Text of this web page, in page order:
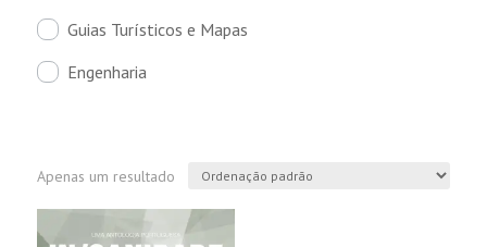
Guias Turísticos e Mapas
Engenharia
Apenas um resultado